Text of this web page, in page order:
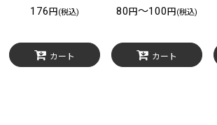
176 円 (税込)
カート
80 円～100 円 (税込)
カート